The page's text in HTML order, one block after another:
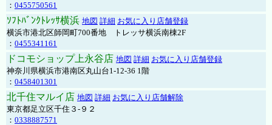
： 0455750561
ｿﾌﾄﾊﾞﾝｸﾄﾚｯｻ横浜 地図 詳細 お気に入り店舗登録
横浜市港北区師岡町700番地 トレッサ横浜南棟2F
： 0455341161
ドコモショップ上永谷店 地図 詳細 お気に入り店舗登録
神奈川県横浜市港南区丸山台1-12-36 1階
： 0458401301
北千住マルイ店 地図 詳細 お気に入り店舗解除
東京都足立区千住３-９２
： 0338887571